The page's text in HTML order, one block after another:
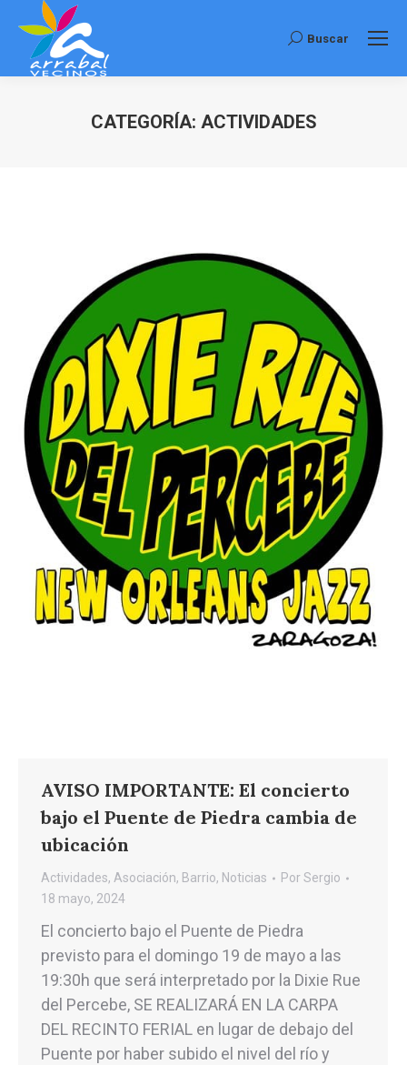
Buscar:
Buscar
CATEGORÍA: ACTIVIDADES
AVISO IMPORTANTE: El concierto
bajo el Puente de Piedra cambia de
ubicación
Actividades, Asociación, Barrio, Noticias PorSergio
18 mayo, 2024
El concierto bajo el Puente de Piedra
previsto para el domingo 19 de mayo a las
19:30h que será interpretado por la Dixie Rue
del Percebe, SE REALIZARÁ EN LA CARPA
DEL RECINTO FERIAL en lugar de debajo del
Puente por haber subido el nivel del río y